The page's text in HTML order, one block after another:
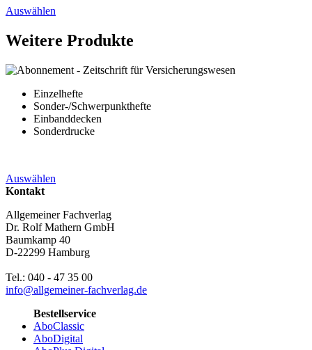
Auswählen
Weitere Produkte
Einzelhefte
Sonder-/Schwerpunkthefte
Einbanddecken
Sonderdrucke
Auswählen
Kontakt
Allgemeiner Fachverlag
Dr. Rolf Mathern GmbH
Baumkamp 40
D-22299 Hamburg
Tel.: 040 - 47 35 00
info@allgemeiner-fachverlag.de
Bestellservice
AboClassic
AboDigital